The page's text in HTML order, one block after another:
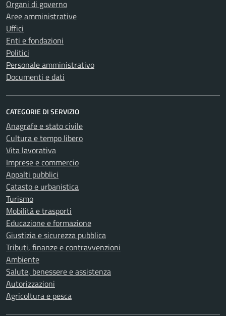
Organi di governo
Aree amministrative
Uffici
Enti e fondazioni
Politici
Personale amministrativo
Documenti e dati
CATEGORIE DI SERVIZIO
Anagrafe e stato civile
Cultura e tempo libero
Vita lavorativa
Imprese e commercio
Appalti pubblici
Catasto e urbanistica
Turismo
Mobilità e trasporti
Educazione e formazione
Giustizia e sicurezza pubblica
Tributi, finanze e contravvenzioni
Ambiente
Salute, benessere e assistenza
Autorizzazioni
Agricoltura e pesca